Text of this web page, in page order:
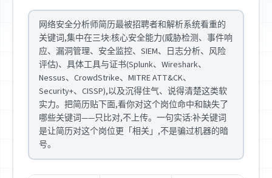
网络安全分析师简历最被招聘者和解析系统看重的
关键词,集中在三块:核心安全能力(威胁检测、事件响
应、漏洞管理、安全监控、SIEM、日志分析、风险
评估)、具体工具与证书(Splunk、Wireshark、
Nessus、CrowdStrike、MITRE ATT&CK、
Security+、CISSP),以及沉得住气、说得清楚这类软
实力。把简历贴下面,看你对这个岗位命中和缺失了
哪些关键词——只比对,不上传。一句实话:补关键词
是让简历对这个岗位更「相关」,不是骗过机器的暗
号。